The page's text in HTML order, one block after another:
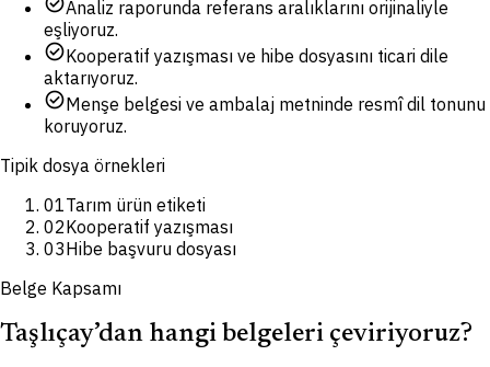
Analiz raporunda referans aralıklarını orijinaliyle
eşliyoruz.
check_circleKooperatif yazışması ve hibe dosyasını ticari dile
aktarıyoruz.
check_circleMenşe belgesi ve ambalaj metninde resmî dil tonunu
koruyoruz.
Tipik dosya örnekleri
01Tarım ürün etiketi
02Kooperatif yazışması
03Hibe başvuru dosyası
Belge Kapsamı
Taşlıçay’dan hangi belgeleri çeviriyoruz?